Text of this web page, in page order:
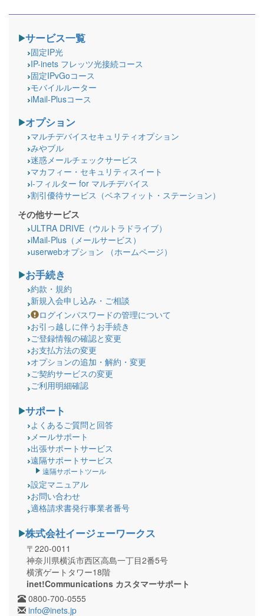
サービス一覧
固定IP光
IP-inets フレッツ光接続コース
固定IPvGoコース
モバイルルーター
iMail-Plusコース
オプション
マルチデバイスセキュリティオプション
みやブル
迷惑メールチェックサービス
マカフィー・セキュリティスイート
i-フィルター for マルチデバイス
割引優待サービス（ベネフィット・ステーション）
その他サービス
ULTRA DRIVE（ウルトラドライブ）
iMail-Plus（メールサービス）
userwebオプション （ホームページ）
お手続き
約款・規約
新規入会申し込み・ご相談
ログインパスワードの管理について
お引っ越しに伴うお手続き
ご登録情報の確認と変更
お支払方法の変更
オプションの追加・解約・変更
ご契約サービスの変更
ご利用明細確認
サポート
よくあるご質問と回答
メールサポート
出張サポートサービス
遠隔サポートサービス
遠隔サポートツール
設定マニュアル
お問い合わせ
適格請求書発行事業者番号
株式会社イージェーワークス
〒220-0011
神奈川県横浜市西区高島一丁目2番5号
横濱ゲートタワー18階
inet!Communications カスタマーサポート
0800-700-0555
info@inets.jp